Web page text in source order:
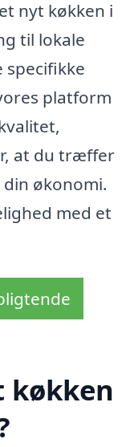
nyt køkken i
til lokale
specifikke
platform
at du træffer
økonomi.
med et
køkken